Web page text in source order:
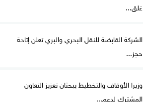
غلق...
الشركة القابضة للنقل البحري والبري تعلن إتاحة
حجز...
وزيرا الأوقاف والتخطيط يبحثان تعزيز التعاون
المشترك لدعم...